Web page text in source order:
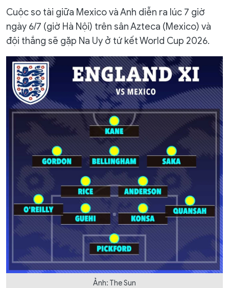
Cuộc so tài giữa Mexico và Anh diễn ra lúc 7 giờ
ngày 6/7 (giờ Hà Nội) trên sân Azteca (Mexico) và
đội thắng sẽ gặp Na Uy ở tứ kết World Cup 2026.
Ảnh: The Sun